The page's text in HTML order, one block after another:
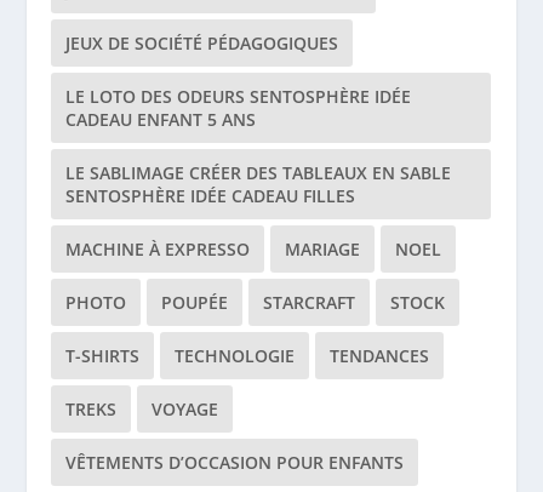
JEUX DE SOCIÉTÉ PÉDAGOGIQUES
LE LOTO DES ODEURS SENTOSPHÈRE IDÉE
CADEAU ENFANT 5 ANS
LE SABLIMAGE CRÉER DES TABLEAUX EN SABLE
SENTOSPHÈRE IDÉE CADEAU FILLES
MACHINE À EXPRESSO MARIAGE NOEL
PHOTO POUPÉE STARCRAFT STOCK
T-SHIRTS TECHNOLOGIE TENDANCES
TREKS VOYAGE
VÊTEMENTS D’OCCASION POUR ENFANTS